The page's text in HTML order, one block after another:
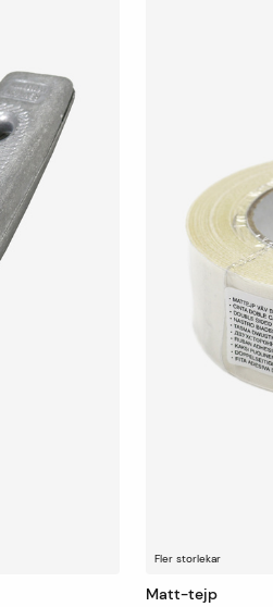
Fler storlekar
Matt-tejp